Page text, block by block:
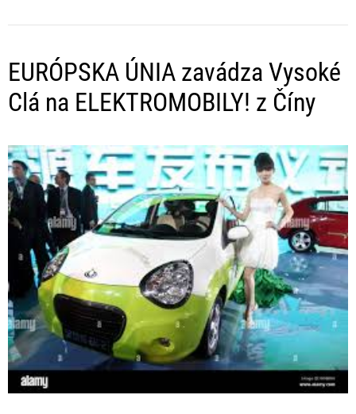
EURÓPSKA ÚNIA zavádza Vysoké
Clá na ELEKTROMOBILY! z Číny